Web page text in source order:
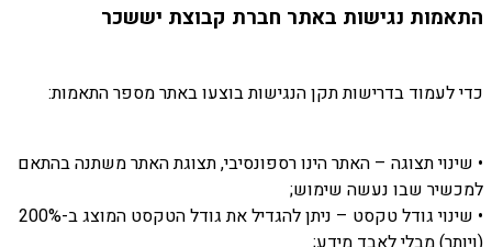
התאמות נגישות באתר חברת קבוצת יששכר
כדי לעמוד בדרישות תקן הנגישות בוצעו באתר מספר התאמות:
• שינוי תצוגה – האתר הינו רספונסיבי, תצוגת האתר משתנה בהתאם
למכשיר שבו נעשה שימוש;
• שינוי גודל טקסט – ניתן להגדיל את גודל הטקסט המוצג ב-200%